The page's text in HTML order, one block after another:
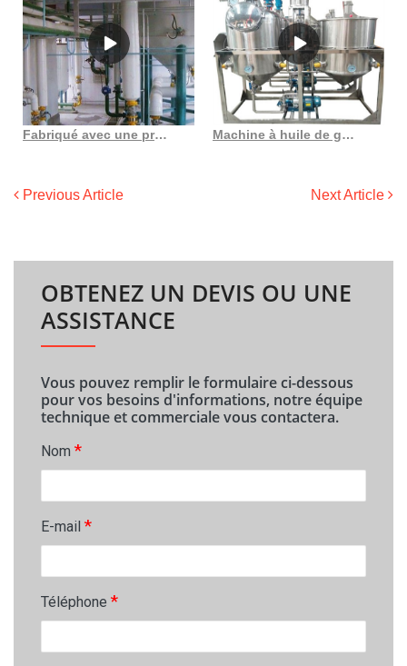
Fabriqué avec une presse à huile, fabriquez votre propre huile de cuisson saine au Burundi Machine à huile de graines de tournesol de coton 100tpd au Kazakhstan
Previous Article Next Article
OBTENEZ UN DEVIS OU UNE
ASSISTANCE
Vous pouvez remplir le formulaire ci-dessous
pour vos besoins d'informations, notre équipe
technique et commerciale vous contactera.
Nom *
E-mail *
Téléphone *